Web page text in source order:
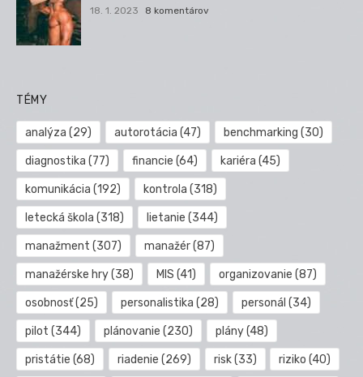
18. 1. 2023 8 komentárov
TÉMY
analýza (29) autorotácia (47) benchmarking (30)
diagnostika (77) financie (64) kariéra (45)
komunikácia (192) kontrola (318)
letecká škola (318) lietanie (344)
manažment (307) manažér(87)
manažérske hry(38) MIS (41) organizovanie (87)
osobnosť(25) personalistika (28) personál (34)
pilot (344) plánovanie (230) plány(48)
pristátie (68) riadenie (269) risk(33) riziko (40)